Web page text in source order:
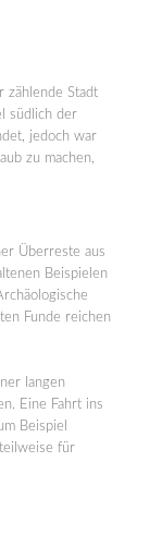
Stadt
südlich der
jedoch war
zu machen,
Überreste aus
Beispielen
Funde reichen
langen
Eine Fahrt ins
Beispiel
für